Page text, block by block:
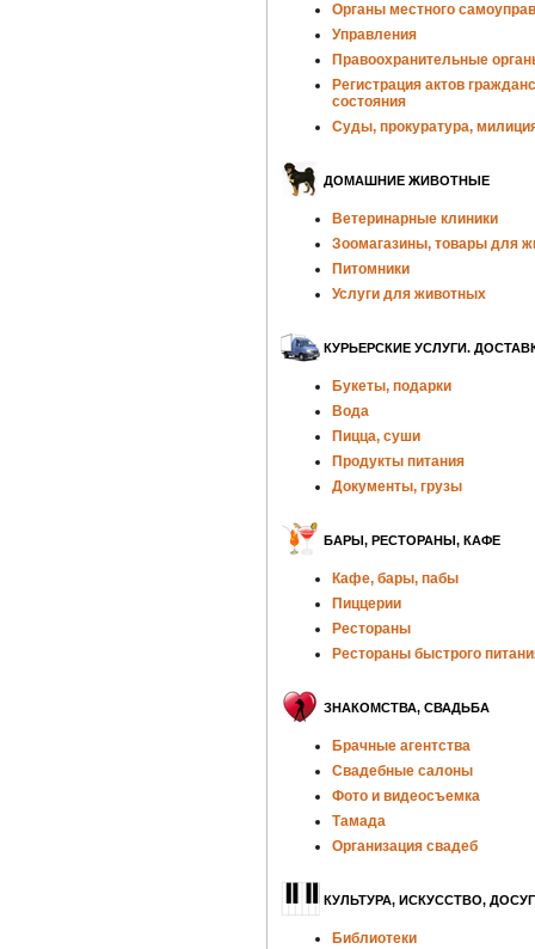
Органы местного
Управления
Правоохранительные
Регистрация актов
состояния
Суды, прокуратура,
ДОМАШНИЕ ЖИВОТНЫЕ
Ветеринарные клиники
Зоомагазины, товары для
Питомники
Услуги для животных
КУРЬЕРСКИЕ УСЛУГИ.
Букеты, подарки
Вода
Пицца, суши
Продукты питания
Документы, грузы
БАРЫ, РЕСТОРАНЫ, КАФЕ
Кафе, бары, пабы
Пиццерии
Рестораны
Рестораны быстрого
ЗНАКОМСТВА, СВАДЬБА
Брачные агентства
Свадебные салоны
Фото и видеосъемка
Тамада
Организация свадеб
КУЛЬТУРА, ИСКУССТВО, ДОСУГ
Библиотеки